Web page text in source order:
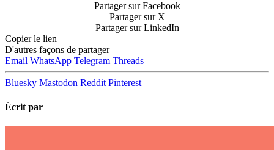
Partager sur Facebook
Partager sur X
Partager sur LinkedIn
Copier le lien
D'autres façons de partager
Email WhatsApp Telegram Threads
Bluesky Mastodon Reddit Pinterest
Écrit par